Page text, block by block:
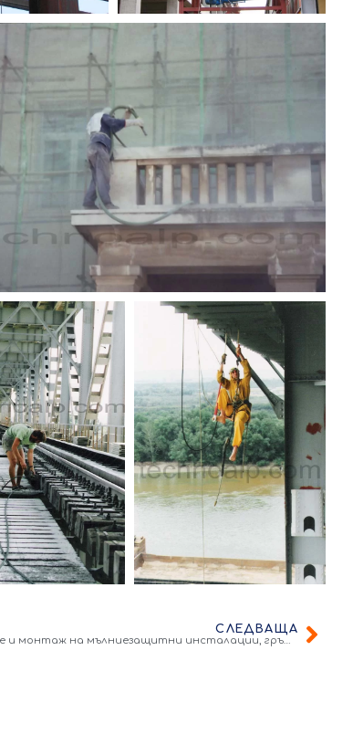
СЛЕДВАЩА
Проектиране и монтаж на мълниезащитни инсталации, гръмоотводи, активни глави